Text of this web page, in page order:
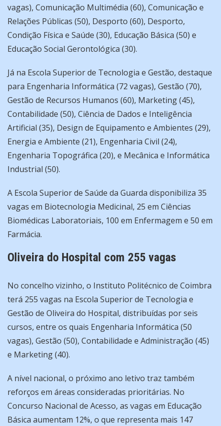
vagas), Comunicação Multimédia (60), Comunicação e
Relações Públicas (50), Desporto (60), Desporto,
Condição Física e Saúde (30), Educação Básica (50) e
Educação Social Gerontológica (30).
Já na Escola Superior de Tecnologia e Gestão, destaque
para Engenharia Informática (72 vagas), Gestão (70),
Gestão de Recursos Humanos (60), Marketing (45),
Contabilidade (50), Ciência de Dados e Inteligência
Artificial (35), Design de Equipamento e Ambientes (29),
Energia e Ambiente (21), Engenharia Civil (24),
Engenharia Topográfica (20), e Mecânica e Informática
Industrial (50).
A Escola Superior de Saúde da Guarda disponibiliza 35
vagas em Biotecnologia Medicinal, 25 em Ciências
Biomédicas Laboratoriais, 100 em Enfermagem e 50 em
Farmácia.
Oliveira do Hospital com 255 vagas
No concelho vizinho, o Instituto Politécnico de Coimbra
terá 255 vagas na Escola Superior de Tecnologia e
Gestão de Oliveira do Hospital, distribuídas por seis
cursos, entre os quais Engenharia Informática (50
vagas), Gestão (50), Contabilidade e Administração (45)
e Marketing (40).
A nível nacional, o próximo ano letivo traz também
reforços em áreas consideradas prioritárias. No
Concurso Nacional de Acesso, as vagas em Educação
Básica aumentam 12%, o que representa mais 147